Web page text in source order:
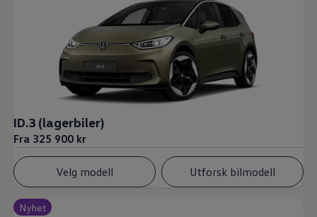
ID.3 (lagerbiler)
Fra 325 900 kr
Velg modell Utforsk bilmodell
Nyhet